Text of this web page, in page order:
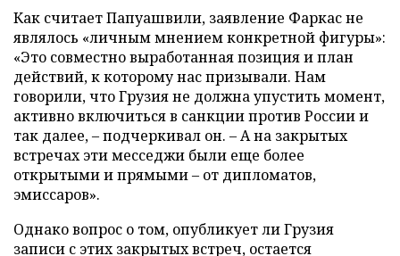
Как считает Папуашвили, заявление Фаркас не
являлось «личным мнением конкретной фигуры»:
«Это совместно выработанная позиция и план
действий, к которому нас призывали. Нам
говорили, что Грузия не должна упустить момент,
активно включиться в санкции против России и
так далее, – подчеркивал он. – А на закрытых
встречах эти месседжи были еще более
открытыми и прямыми – от дипломатов,
эмиссаров».
Однако вопрос о том, опубликует ли Грузия
записи с этих закрытых встреч, остается